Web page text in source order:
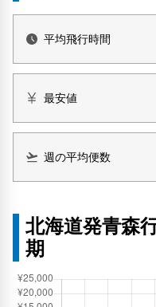
平均飛行時間
最安値
週の平均便数
北海道発青森
期